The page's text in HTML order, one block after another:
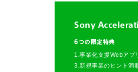
Sony
6つの限定特典
1.事業化支援Webアプ
3.新規事業のヒント満